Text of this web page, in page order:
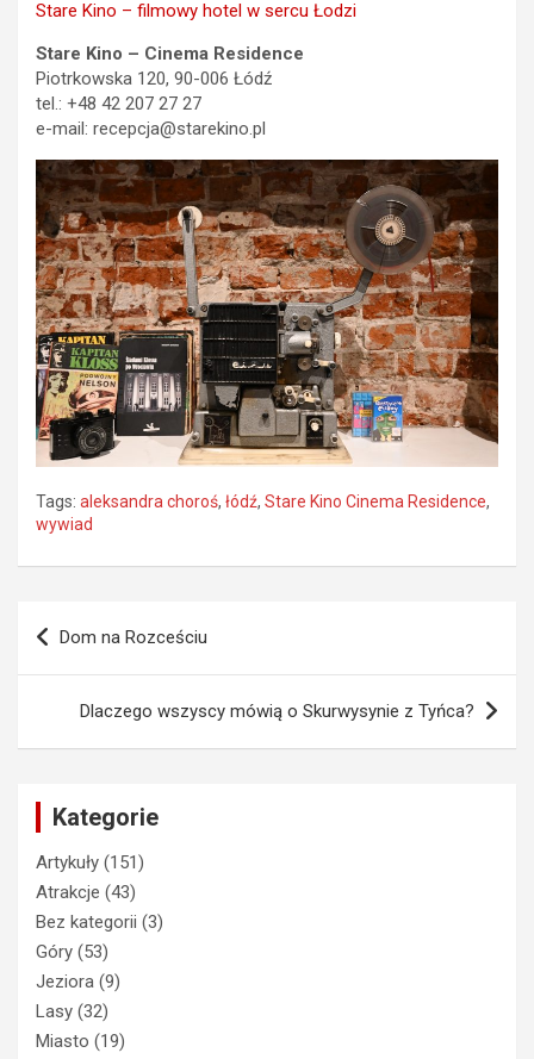
Stare Kino – filmowy hotel w sercu Łodzi
Stare Kino – Cinema Residence
Piotrkowska 120, 90-006 Łódź
tel.: +48 42 207 27 27
e-mail: recepcja@starekino.pl
Tags: aleksandra choroś, łódź, Stare Kino Cinema Residence,
wywiad
Nawigacja
wpisu
Dom na Rozceściu
Dlaczego wszyscy mówią o Skurwysynie z Tyńca?
Kategorie
Artykuły (151)
Atrakcje (43)
Bez kategorii (3)
Góry (53)
Jeziora (9)
Lasy (32)
Miasto (19)